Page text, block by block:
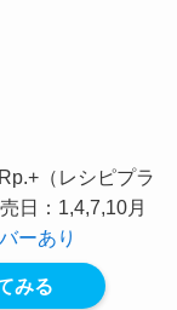
（レシピプラ
日：1,4,7,10月
ーあり
みる